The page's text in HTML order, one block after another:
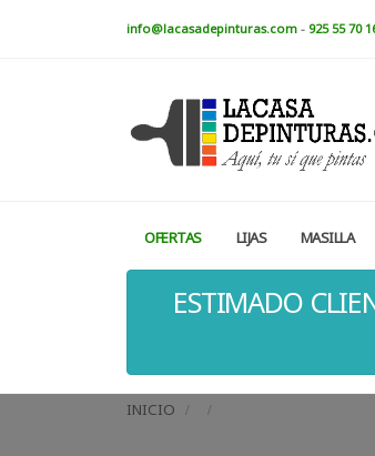
info@lacasadepinturas.com - 925 55 70
OFERTAS LIJAS MASILLA
ESTIMADO
INICIO